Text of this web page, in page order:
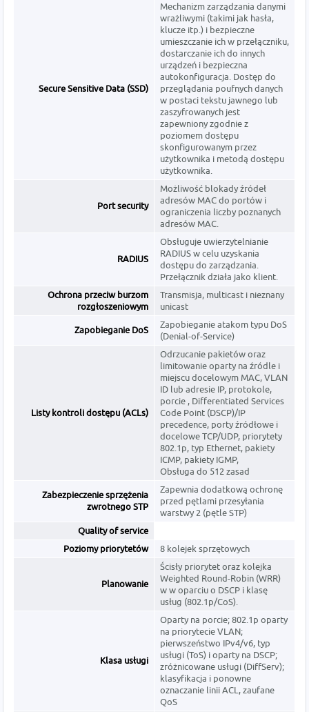
Secure Sensitive Data (SSD)
Mechanizm zarządzania danymi
wrażliwymi (takimi jak hasła,
klucze itp.) i bezpieczne
umieszczanie ich w przełączniku,
dostarczanie ich do innych
urządzeń i bezpieczna
autokonfiguracja. Dostęp do
przeglądania poufnych danych
w postaci tekstu jawnego lub
zaszyfrowanych jest
zapewniony zgodnie z
poziomem dostępu
skonfigurowanym przez
użytkownika i metodą dostępu
użytkownika.
Port security
Możliwość blokady źródeł
adresów MAC do portów i
ograniczenia liczby poznanych
adresów MAC.
RADIUS
Obsługuje uwierzytelnianie
RADIUS w celu uzyskania
dostępu do zarządzania.
Przełącznik działa jako klient.
Ochrona przeciw burzom
rozgłoszeniowym
Transmisja, multicast i nieznany
unicast
Zapobieganie DoS
Zapobieganie atakom typu DoS
(Denial-of-Service)
Listy kontroli dostępu (ACLs)
Odrzucanie pakietów oraz
limitowanie oparty na źródle i
miejscu docelowym MAC, VLAN
ID lub adresie IP, protokole,
porcie , Differentiated Services
Code Point (DSCP)/IP
precedence, porty źródłowe i
docelowe TCP/UDP, priorytety
802.1p, typ Ethernet, pakiety
ICMP, pakiety IGMP,
Obsługa do 512 zasad
Zabezpieczenie sprzężenia
zwrotnego STP
Zapewnia dodatkową ochronę
przed pętlami przesyłania
warstwy 2 (pętle STP)
Quality of service
Poziomy priorytetów
8 kolejek sprzętowych
Planowanie
Ścisły priorytet oraz kolejka
Weighted Round-Robin (WRR)
w w oparciu o DSCP i klasę
usług (802.1p/CoS).
Klasa usługi
Oparty na porcie; 802.1p oparty
na priorytecie VLAN;
pierwszeństwo IPv4/v6, typ
usługi (ToS) i oparty na DSCP;
zróżnicowane usługi (DiffServ);
klasyfikacja i ponowne
oznaczanie linii ACL, zaufane
QoS